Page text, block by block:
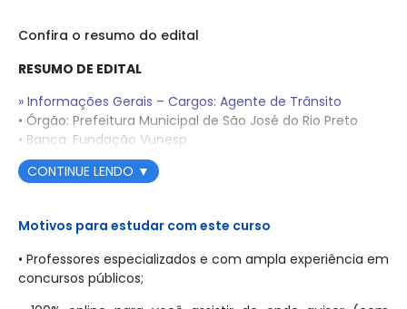
Confira o resumo do edital
RESUMO DE EDITAL
» Informações Gerais – Cargos: Agente de Trânsito
• Órgão: Prefeitura Municipal de São José do Rio Preto
• Banca: Fundação Vunesp
• Situação do Edital: Edital de Abertura de Inscrições
Concurso Público Nº 01/2025
novembro de 2025
• Data da Prova Objetiva: 18 de janeiro de 2026
CONTINUE LENDO ▼
Motivos para estudar com este curso
• Professores especializados e com ampla experiência em
concursos públicos;